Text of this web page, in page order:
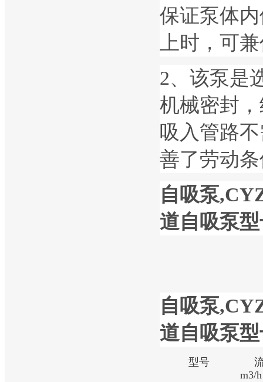
保证泵体
上时，可
2、该泵是
机械密封
吸入管路
善了劳动
自吸泵
道自吸泵
自吸泵
道自吸泵
型号
m3/h